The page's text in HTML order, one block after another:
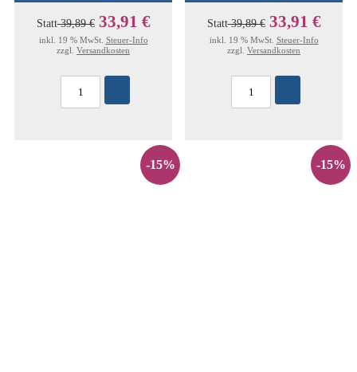
Statt39,89 € 33,91 €
inkl. 19 % MwSt. Steuer-Info
zzgl. Versandkosten
Statt39,89 € 33,91 €
inkl. 19 % MwSt. Steuer-Info
zzgl. Versandkosten
-15% -15%